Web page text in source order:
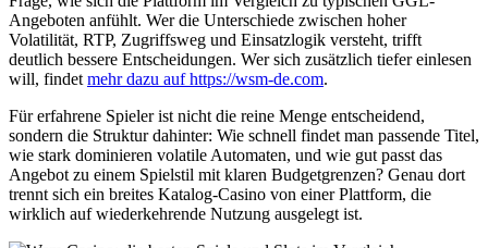
Angeboten anfühlt. Wer die Unterschiede zwischen hoher
Volatilität, RTP, Zugriffsweg und Einsatzlogik versteht, trifft
deutlich bessere Entscheidungen. Wer sich zusätzlich tiefer einlesen
will, findetmehr dazu auf https://wsm-de.com.
Für erfahrene Spieler ist nicht die reine Menge entscheidend,
sondern die Struktur dahinter: Wie schnell findet man passende Titel,
wie stark dominieren volatile Automaten, und wie gut passt das
Angebot zu einem Spielstil mit klaren Budgetgrenzen? Genau dort
trennt sich ein breites Katalog-Casino von einer Plattform, die
wirklich auf wiederkehrende Nutzung ausgelegt ist.